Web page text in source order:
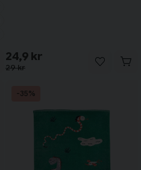
29 kr
24,9 kr
-35%